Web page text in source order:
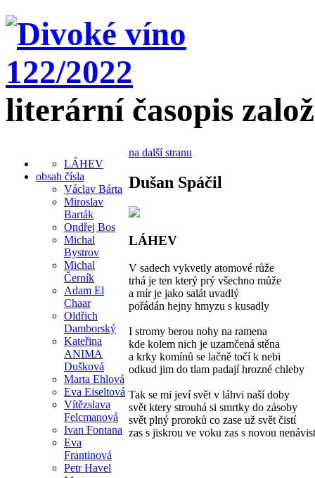
literární časopis
LÁHEV
obsah čísla
Václav Bárta
Miroslav
Barták
Ondřej Bos
Michal
Bystrov
Michal
Černík
Adam El
Chaar
Oldřich
Damborský
Kateřina
ANIMA
Dušková
Marta Ehlová
Eva Eiseltová
Vítězslava
Felcmanová
Ivan Fontana
Eva
Frantinová
Petr Havel
na další stranu
Dušan Spáčil
LÁHEV
V sadech vykvetly atomové růže
trhá je ten který prý všechno může
a mír je jako salát uvadlý
pořádán hejny hmyzu s kusadly
I stromy berou nohy na ramena
kde kolem nich je uzamčená stěna
a krky komínů se lačně točí k nebi
odkud jim do tlam padají hrozné chleby
Tak se mi jeví svět v láhvi naší doby
svět ktery strouhá si smrtky do zásoby
svět plný proroků co zase už svět čistí
zas s jiskrou ve voku zas s novou